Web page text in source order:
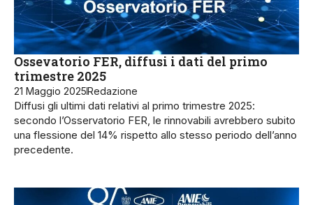
Ossevatorio FER, diffusi i dati del primo
trimestre 2025
21 Maggio 2025Redazione
Diffusi gli ultimi dati relativi al primo trimestre 2025:
secondo l’Osservatorio FER, le rinnovabili avrebbero subito
una flessione del 14% rispetto allo stesso periodo dell’anno
precedente.